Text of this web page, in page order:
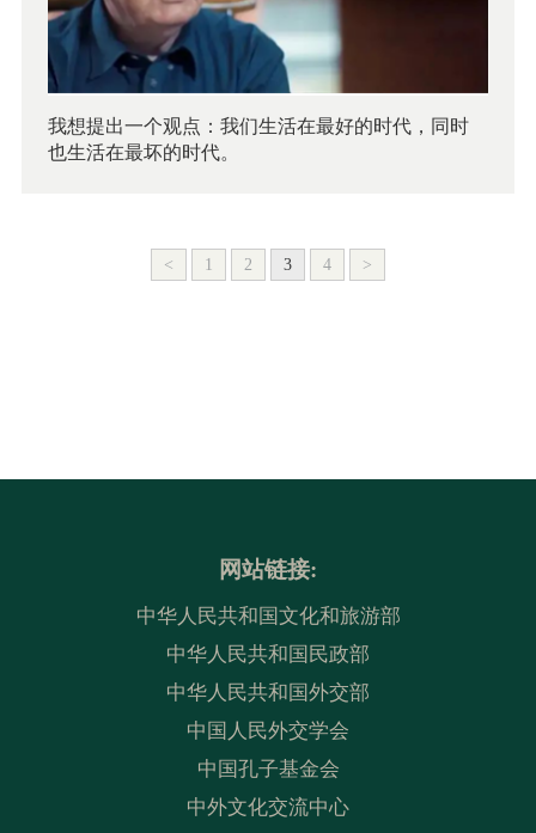
我想提出一个观点：我们生活在最好的时代，同时
也生活在最坏的时代。
< 1 2 3 4 >
网站链接:
中华人民共和国文化和旅游部
中华人民共和国民政部
中华人民共和国外交部
中国人民外交学会
中国孔子基金会
中外文化交流中心